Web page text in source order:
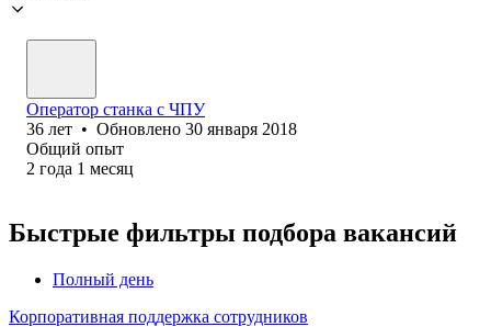
Оператор станка с ЧПУ
36 лет • Обновлено 30 января 2018
Общий опыт
2 года 1 месяц
Быстрые фильтры подбора вакансий
Полный день
Корпоративная поддержка сотрудников